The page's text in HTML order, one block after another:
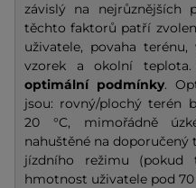
závislý na nejrůznějších
těchto faktorů patří
uživatele, povaha
vzorek a okolní
optimální podmínky.
jsou: rovný/plochý terén
20 °C, mimořádně
nahuštěné na
jízdního režimu (pokud
hmotnost uživatele pod 70